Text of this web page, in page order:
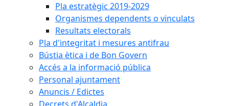
Pla estratègic 2019-2029
Organismes dependents o vinculats
Resultats electorals
Pla d'integritat i mesures antifrau
Bústia ètica i de Bon Govern
Accés a la informació pública
Personal ajuntament
Anuncis / Edictes